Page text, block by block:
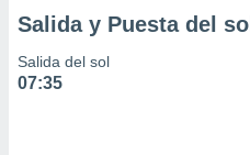
Salida y Puesta del sol
Salida del sol
07:35